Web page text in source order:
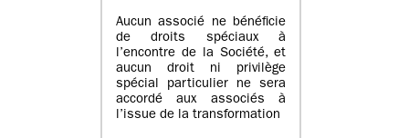
Aucun associé ne bénéficie
de droits spéciaux à
l’encontre de la Société, et
aucun droit ni privilège
spécial particulier ne sera
accordé aux associés à
l’issue de la transformation